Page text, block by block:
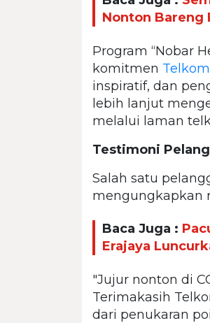
Nonton Bareng
Program “Nobar
komitmen
inspiratif, dan
lebih lanjut
melalui laman
Testimoni
Salah satu
mengungkapkan
Baca Juga :
Erajaya
"Jujur nonton di
Terimakasih
dari penukaran